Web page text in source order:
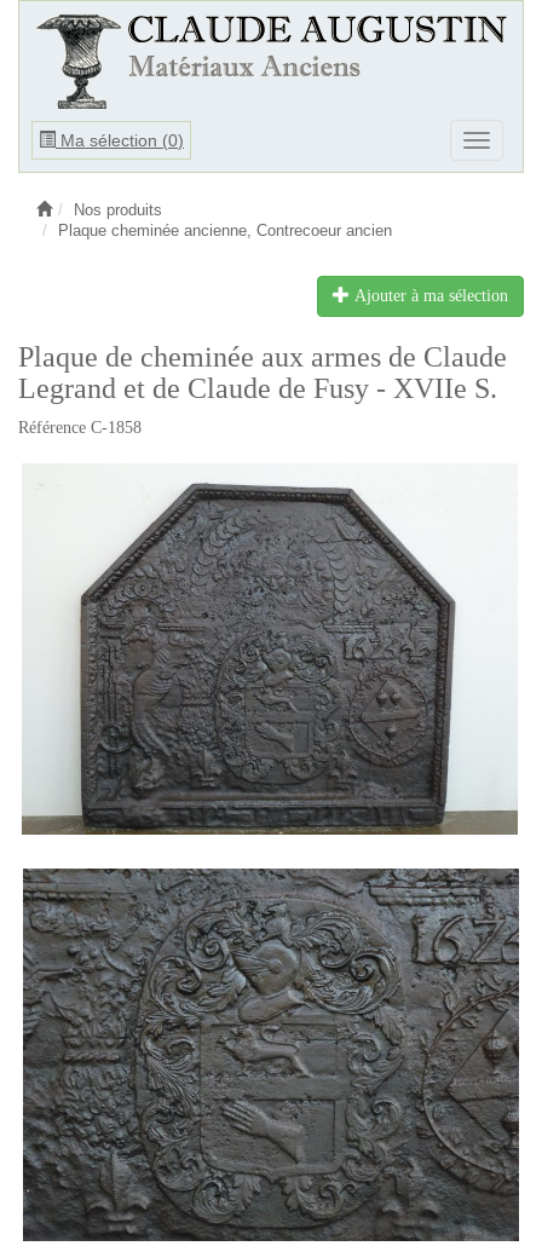
Ma sélection (0)
Ouvrir
Ouvrir
le
Nos produits
Plaque cheminée ancienne, Contrecoeur ancien
Ajouter à ma sélection
Plaque de cheminée aux armes de Claude
Legrand et de Claude de Fusy - XVIIe S.
Référence C-1858